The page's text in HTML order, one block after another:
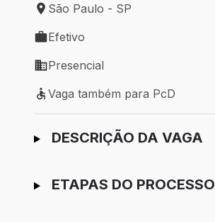
Local de trabalho: São Paulo - SP
São Paulo - SP
Tipo de vaga: Efetivo
Efetivo
Modelo de trabalho: Presencial
Presencial
Vaga também para PcD
Vaga também para PcD
Ir para candidatura
DESCRIÇÃO DA VAGA
ETAPAS DO PROCESSO